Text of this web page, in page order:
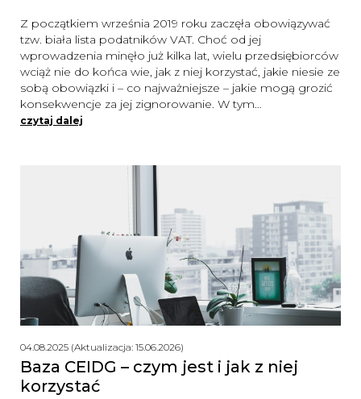
Z początkiem września 2019 roku zaczęła obowiązywać
tzw. biała lista podatników VAT. Choć od jej
wprowadzenia minęło już kilka lat, wielu przedsiębiorców
wciąż nie do końca wie, jak z niej korzystać, jakie niesie ze
sobą obowiązki i – co najważniejsze – jakie mogą grozić
konsekwencje za jej zignorowanie. W tym…
czytaj dalej
04.08.2025 (Aktualizacja: 15.06.2026)
Baza CEIDG – czym jest i jak z niej
korzystać